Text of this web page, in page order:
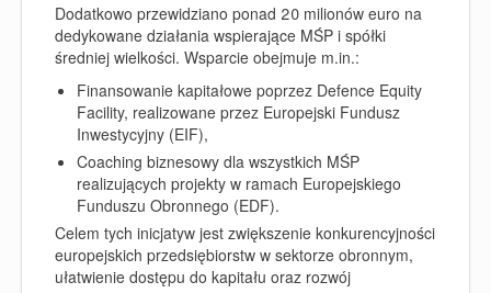
Dodatkowo przewidziano ponad 20 milionów euro na
dedykowane działania wspierające MŚP i spółki
średniej wielkości. Wsparcie obejmuje m.in.:
Finansowanie kapitałowe poprzez Defence Equity
Facility, realizowane przez Europejski Fundusz
Inwestycyjny (EIF),
Coaching biznesowy dla wszystkich MŚP
realizujących projekty w ramach Europejskiego
Funduszu Obronnego (EDF).
Celem tych inicjatyw jest zwiększenie konkurencyjności
europejskich przedsiębiorstw w sektorze obronnym,
ułatwienie dostępu do kapitału oraz rozwój